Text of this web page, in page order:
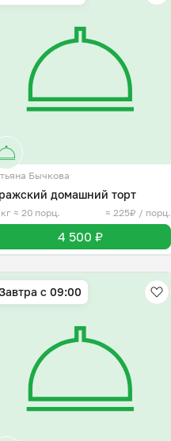
Бычкова
домашний торт
≈ 20 порц. ≈ 225₽ / порц.
4 500 ₽
c 09:00